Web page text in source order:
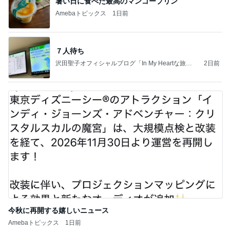
Amebaトピックス 1日前
７人待ち
沢田聖子オフィシャルブログ「In My Heartな旅日
2日前
今秋に再開する嬉しいニュース
Amebaトピックス 1日前